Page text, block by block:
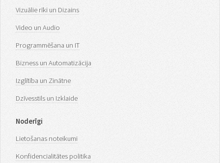
Vizuālie rīki un Dizains
Video un Audio
Programmēšana un IT
Bizness un Automatizācija
Izglītība un Zinātne
Dzīvesstils un Izklaide
Noderīgi
Lietošanas noteikumi
Konfidencialitātes politika